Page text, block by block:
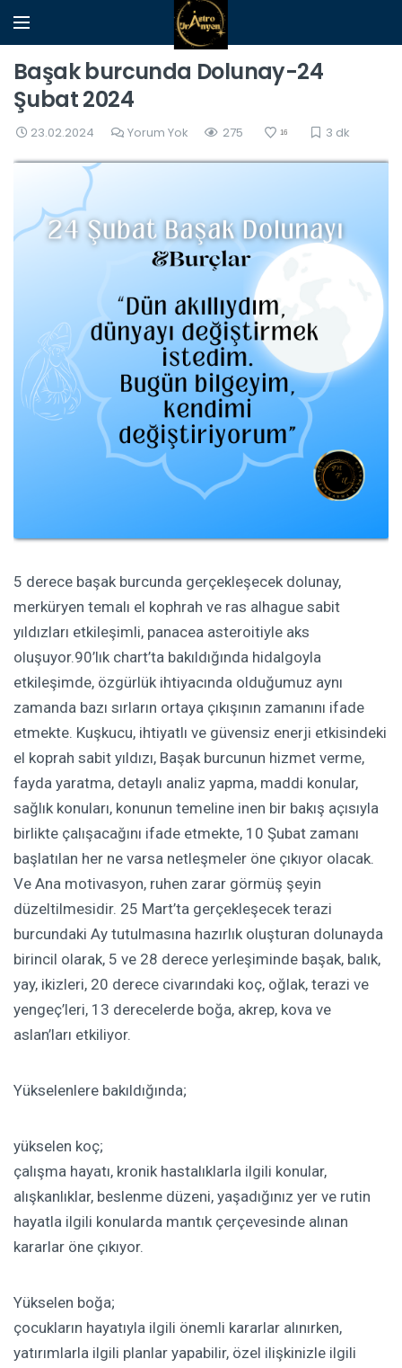
Başak burcunda Dolunay-24
Şubat 2024
23.02.2024 Yorum Yok 275 16 3 dk
5 derece başak burcunda gerçekleşecek dolunay,
merküryen temalı el kophrah ve ras alhague sabit
yıldızları etkileşimli, panacea asteroitiyle aks
oluşuyor.90’lık chart’ta bakıldığında hidalgoyla
etkileşimde, özgürlük ihtiyacında olduğumuz aynı
zamanda bazı sırların ortaya çıkışının zamanını ifade
etmekte. Kuşkucu, ihtiyatlı ve güvensiz enerji etkisindeki
el koprah sabit yıldızı, Başak burcunun hizmet verme,
fayda yaratma, detaylı analiz yapma, maddi konular,
sağlık konuları, konunun temeline inen bir bakış açısıyla
birlikte çalışacağını ifade etmekte, 10 Şubat zamanı
başlatılan her ne varsa netleşmeler öne çıkıyor olacak.
Ve Ana motivasyon, ruhen zarar görmüş şeyin
düzeltilmesidir. 25 Mart’ta gerçekleşecek terazi
burcundaki Ay tutulmasına hazırlık oluşturan dolunayda
birincil olarak, 5 ve 28 derece yerleşiminde başak, balık,
yay, ikizleri, 20 derece civarındaki koç, oğlak, terazi ve
yengeç’leri, 13 derecelerde boğa, akrep, kova ve
aslan’ları etkiliyor.
Yükselenlere bakıldığında;
yükselen koç;
çalışma hayatı, kronik hastalıklarla ilgili konular,
alışkanlıklar, beslenme düzeni, yaşadığınız yer ve rutin
hayatla ilgili konularda mantık çerçevesinde alınan
kararlar öne çıkıyor.
Yükselen boğa;
çocukların hayatıyla ilgili önemli kararlar alınırken,
yatırımlarla ilgili planlar yapabilir, özel ilişkinizle ilgili